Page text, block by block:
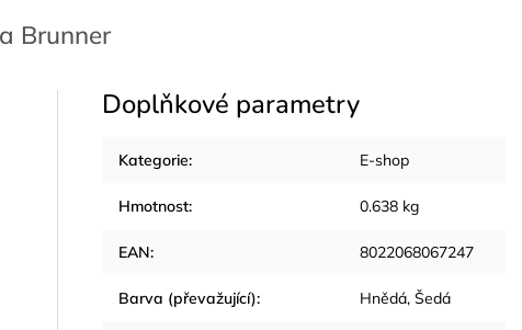
Brunner
Doplňkové parametry
Kategorie: E-shop
Hmotnost: 0.638 kg
EAN: 8022068067247
Barva (převažující): Hnědá, Šedá